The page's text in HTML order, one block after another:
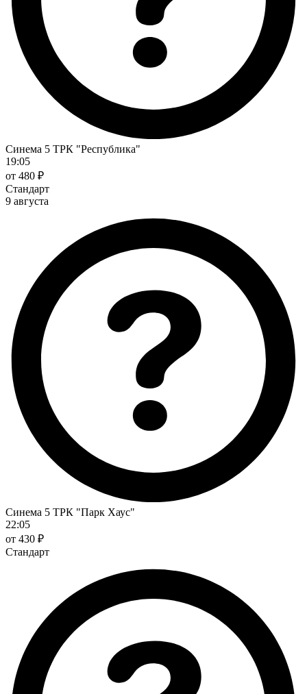
Синема 5 ТРК "Республика"
19:05
от 480 ₽
Стандарт
9 августа
Синема 5 ТРК "Парк Хаус"
22:05
от 430 ₽
Стандарт